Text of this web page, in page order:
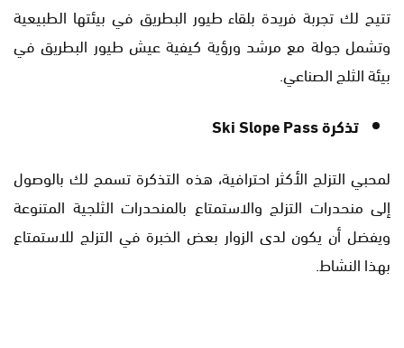
تتيح لك تجربة فريدة بلقاء طيور البطريق في بيئتها الطبيعية
وتشمل جولة مع مرشد ورؤية كيفية عيش طيور البطريق في
بيئة الثلج الصناعي.
تذكرة Ski Slope Pass
لمحبي التزلج الأكثر احترافية، هذه التذكرة تسمح لك بالوصول
إلى منحدرات التزلج والاستمتاع بالمنحدرات الثلجية المتنوعة
ويفضل أن يكون لدى الزوار بعض الخبرة في التزلج للاستمتاع
بهذا النشاط.